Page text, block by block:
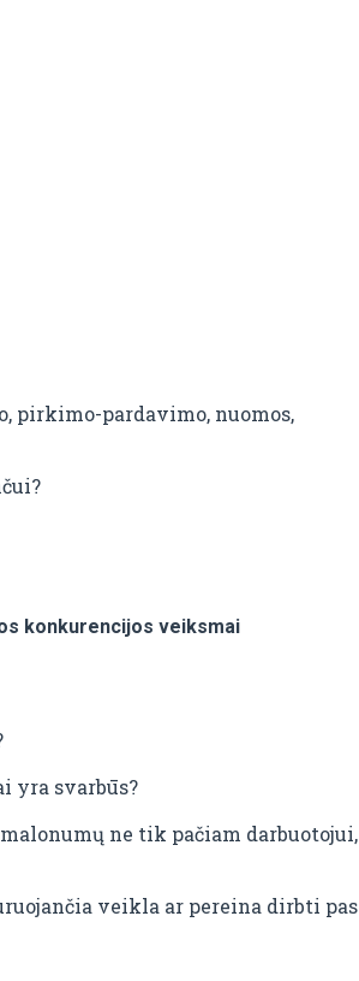
pirkimo-pardavimo, nuomos,
konkurencijos veiksmai
yra svarbūs?
ne tik pačiam darbuotojui,
veikla ar pereina dirbti pas